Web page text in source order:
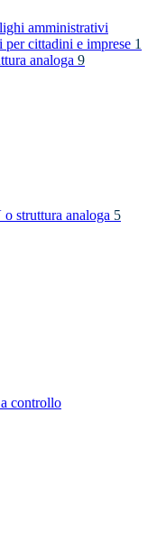
amministrativi
cittadini e imprese 1
analoga 9
struttura analoga 5
controllo